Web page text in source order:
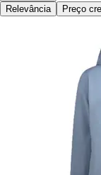
Relevância
Preço